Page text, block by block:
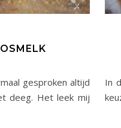
gesproken altijd
deeg. Het leek mij
In